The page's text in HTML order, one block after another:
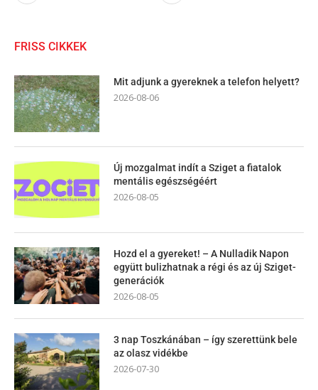
FRISS CIKKEK
Mit adjunk a gyereknek a telefon helyett?
2026-08-06
Új mozgalmat indít a Sziget a fiatalok
mentális egészségéért
2026-08-05
Hozd el a gyereket! – A Nulladik Napon
együtt bulizhatnak a régi és az új Sziget-
generációk
2026-08-05
3 nap Toszkánában – így szerettünk bele
az olasz vidékbe
2026-07-30